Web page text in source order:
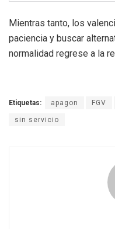
Mientras tanto, los
paciencia y buscar
normalidad regrese a la
Etiquetas: apagon FGV
sin servicio